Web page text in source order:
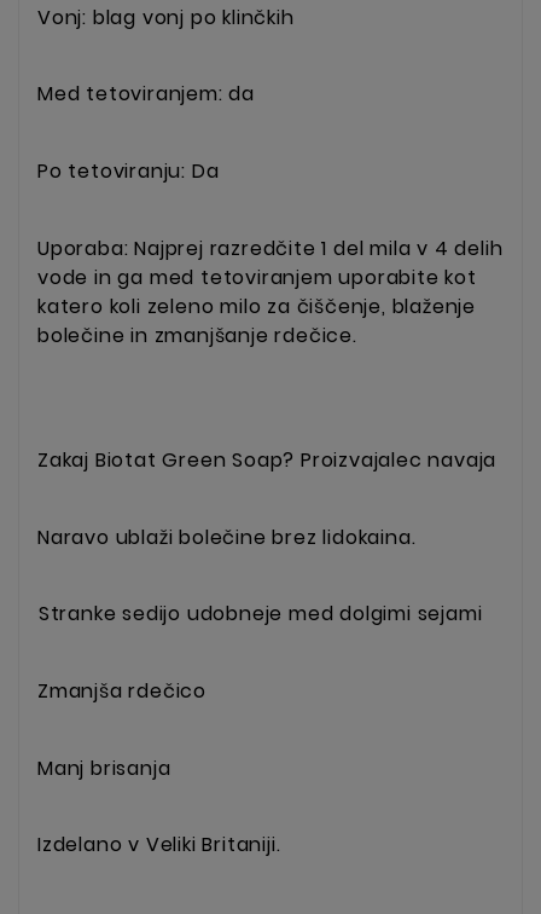
Vonj: blag vonj po klinčkih
Med tetoviranjem: da
Po tetoviranju: Da
Uporaba: Najprej razredčite 1 del mila v 4 delih
vode in ga med tetoviranjem uporabite kot
katero koli zeleno milo za čiščenje, blaženje
bolečine in zmanjšanje rdečice.
Zakaj Biotat Green Soap? Proizvajalec navaja
Naravo ublaži bolečine brez lidokaina.
Stranke sedijo udobneje med dolgimi sejami
Zmanjša rdečico
Manj brisanja
Izdelano v Veliki Britaniji.